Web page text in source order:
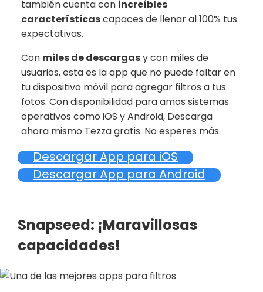
también cuenta con increíbles
característicascapaces de llenar al 100% tus
expectativas.
Con miles de descargasy con miles de
usuarios, esta es la app que no puede faltar en
tu dispositivo móvil para agregar filtros a tus
fotos. Con disponibilidad para amos sistemas
operativos como iOS y Android, Descarga
ahora mismo Tezza gratis. No esperes más.
Descargar App para iOS
Descargar App para Android
Snapseed: ¡Maravillosas
capacidades!